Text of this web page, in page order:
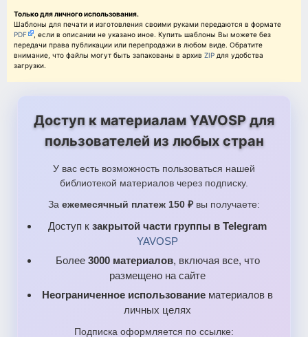
Только для личного использования.
Шаблоны для печати и изготовления своими руками передаются в формате
PDF
, если в описании не указано иное. Купить шаблоны Вы можете без
передачи права публикации или перепродажи в любом виде. Обратите
внимание, что файлы могут быть запакованы в архив ZIP для удобства
загрузки.
Доступ к материалам YAVOSP для
пользователей из любых стран
У вас есть возможность пользоваться нашей
библиотекой материалов через подписку.
За ежемесячный платеж 150 ₽ вы получаете:
Доступ к закрытой части группы в Telegram
YAVOSP
Более 3000 материалов, включая все, что
размещено на сайте
Неограниченное использование материалов в
личных целях
Подписка оформляется по ссылке: